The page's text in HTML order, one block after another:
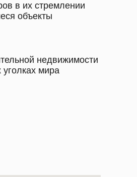
в их стремлении
объекты
недвижимости
мира